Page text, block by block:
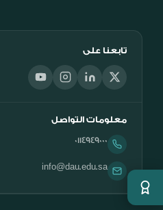
تابعنا على
معلومات التواصل
0114949000
info@dau.edu.sa